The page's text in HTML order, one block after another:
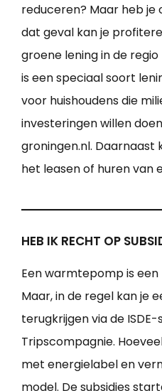
reduceren? Maar heb je
dat geval kan je
groene lening in de
is een speciaal soort
voor huishoudens die
investeringen willen
groningen.nl. Daarnaast
het leasen of huren van
HEB IK RECHT OP
Een warmtepomp is
Maar, in de regel kan je
terugkrijgen via de ISDE-
Tripscompagnie.
met energielabel en
model. De subsidies